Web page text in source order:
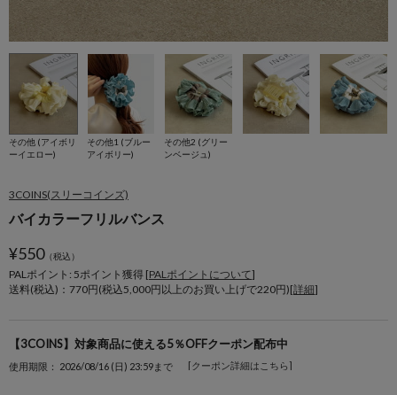
その他 (アイボリ
ーイエロー)
その他1 (ブルー
アイボリー)
その他2 (グリー
ンベージュ)
3COINS(スリーコインズ)
バイカラーフリルバンス
¥550（税込）
PALポイント: 5ポイント獲得 [PALポイントについて]
送料(税込)：770円(税込5,000円以上のお買い上げで220円)[詳細]
【3COINS】対象商品に使える5％OFFクーポン配布中
使用期限： 2026/08/16 (日) 23:59まで [クーポン詳細はこちら]